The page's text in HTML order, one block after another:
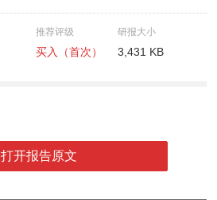
推荐评级
买入（首次）
研报大小
3,431 KB
打开报告原文